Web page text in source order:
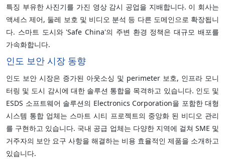
특징 부유한 사진기를 가진 영상 감시 공업을 지배합니다. 이 회사는
액세스 제어, 둘레 보호 및 비디오 분석 등 다른 도메인으로 확장됩니
다. 스마트 도시와 'Safe China'의 주변 환경 정책은 대규모 배포를
가속화합니다.
인도 보안 시장 동향
인도 보안 시장은 증가된 아웃소싱 및 perimeter 보호, 인프라 모니
터링 및 도시 감시에 대한 솔루션 통합을 목격하고 있습니다. 인도 및
ESDS 소프트웨어 솔루션의 Electronics Corporation을 포함한 대형
시스템 통합 업체는 스마트 시티 프로젝트의 중앙화 된 비디오 관리
를 구현하고 있습니다. 국내 공급 업체는 다양한 지역에 걸쳐 SME 및
거주자의 보안 요구 사항을 해결하는 비용 효율적인 제품을 소개하고
있습니다.